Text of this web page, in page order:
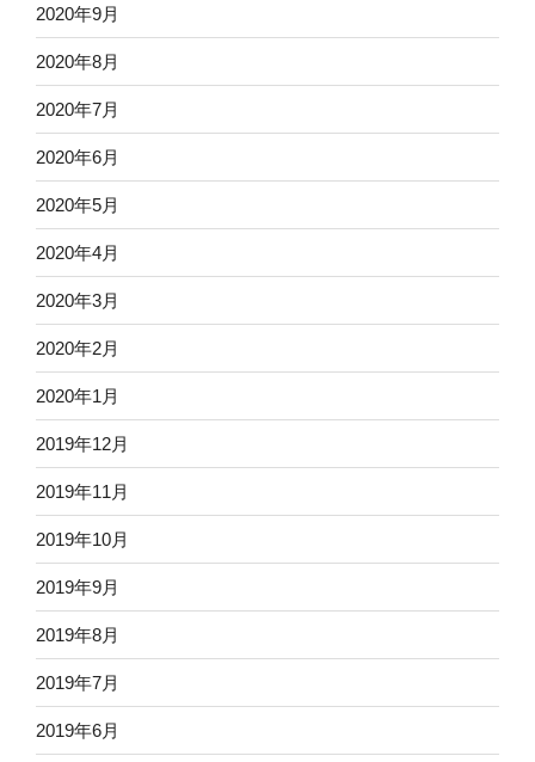
2020年9月
2020年8月
2020年7月
2020年6月
2020年5月
2020年4月
2020年3月
2020年2月
2020年1月
2019年12月
2019年11月
2019年10月
2019年9月
2019年8月
2019年7月
2019年6月